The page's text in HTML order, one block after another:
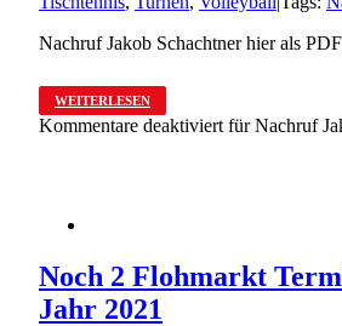
Nachruf Jakob Schachtner hier als
WEITERLESEN
Kommentare deaktiviert für Nachruf
Noch 2 Flohmarkt
Jahr 2021